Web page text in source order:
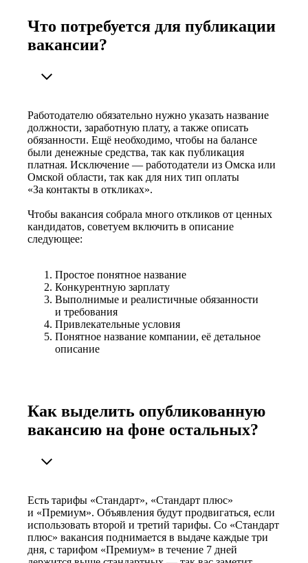
Что потребуется для публикации
вакансии?
Работодателю обязательно нужно указать название
должности, заработную плату, а также описать
обязанности. Ещё необходимо, чтобы на балансе
были денежные средства, так как публикация
платная. Исключение — работодатели из Омска или
Омской области, так как для них тип оплаты
«За контакты в откликах».
Чтобы вакансия собрала много откликов от ценных
кандидатов, советуем включить в описание
следующее:
Простое понятное название
Конкурентную зарплату
Выполнимые и реалистичные обязанности
и требования
Привлекательные условия
Понятное название компании, её детальное
описание
Как выделить опубликованную
вакансию на фоне остальных?
Есть тарифы «Стандарт», «Стандарт плюс»
и «Премиум». Объявления будут продвигаться, если
использовать второй и третий тарифы. Со «Стандарт
плюс» вакансия поднимается в выдаче каждые три
дня, с тарифом «Премиум» в течение 7 дней